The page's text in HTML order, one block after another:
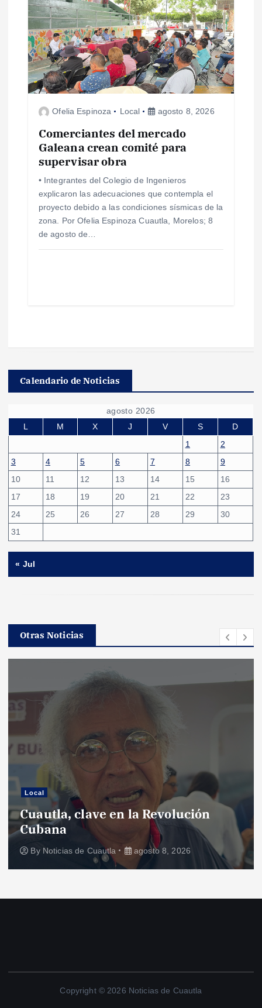
Ofelia Espinoza Local agosto 8, 2026
Comerciantes del mercado
Galeana crean comité para
supervisar obra
• Integrantes del Colegio de Ingenieros
explicaron las adecuaciones que contempla el
proyecto debido a las condiciones sísmicas de la
zona. Por Ofelia Espinoza Cuautla, Morelos; 8
de agosto de…
Calendario de Noticias
agosto 2026
L
M X J V S
D
1
2
3
4 5 6 7 8
9
10
11 12 13 14 15
16
17
18 19 20 21 22
23
24
25 26 27 28 29
30
31
« Jul
Otras Noticias
Local
Cuautla, clave en la Revolución
Cubana
By Noticias de Cuautla agosto 8, 2026
Copyright © 2026 Noticias de Cuautla